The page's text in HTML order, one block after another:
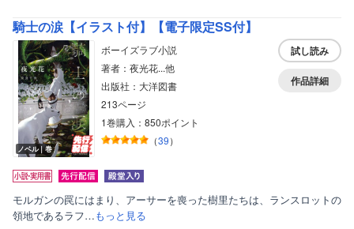
騎士の涙【イラスト付】【電子限定SS付】
ノベル｜巻
ボーイズラブ小説
著者：夜光花...他
出版社：大洋図書
213ページ
1巻購入：850ポイント
（39）
試し読み
作品詳細
モルガンの罠にはまり、アーサーを喪った樹里たちは、ランスロットの
領地であるラフ…もっと見る